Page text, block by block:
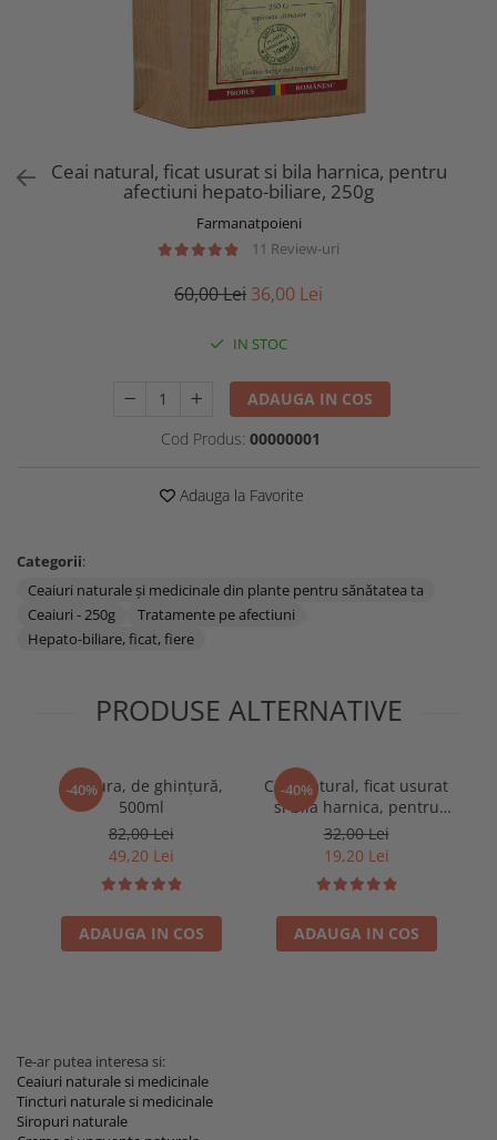
Ceai natural, ficat usurat si bila harnica, pentru
afectiuni hepato-biliare, 250g
Farmanatpoieni
11 Review-uri
60,00 Lei 36,00 Lei
IN STOC
ADAUGA IN COS
Cod Produs: 00000001
Adauga la Favorite
Categorii:
Ceaiuri naturale și medicinale din plante pentru sănătatea ta
Ceaiuri - 250g
Tratamente pe afectiuni
Hepato-biliare, ficat, fiere
PRODUSE ALTERNATIVE
-40%
Tinctura, de ghinţură,
500ml
82,00 Lei
49,20 Lei
ADAUGA IN COS
-40%
Ceai natural, ficat usurat
si bila harnica, pentru
afectiuni hepato-biliare,
100g
32,00 Lei
19,20 Lei
ADAUGA IN COS
Te-ar putea interesa si:
Ceaiuri naturale si medicinale
Tincturi naturale si medicinale
Siropuri naturale